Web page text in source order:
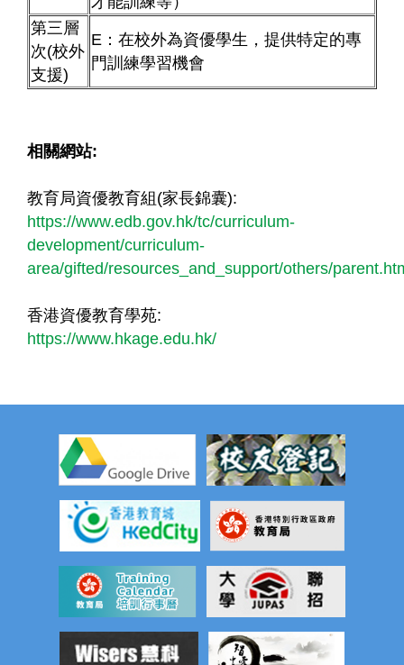
第三層
次(校外
支援)
E：在校外為資優學生，提供特定的專
門訓練學習機會
相關網站:
教育局資優教育組(家長錦囊):
https://www.edb.gov.hk/tc/curriculum-
development/curriculum-
area/gifted/resources_and_support/others/
香港資優教育學苑:
https://www.hkage.edu.hk/